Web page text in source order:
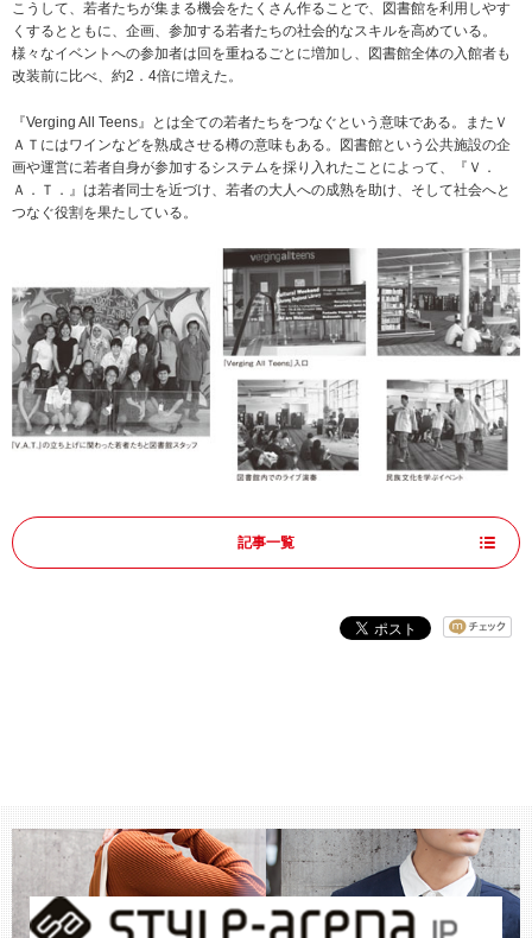
こうして、若者たちが集まる機会をたくさん作ることで、図書館を利用しやす
くするとともに、企画、参加する若者たちの社会的なスキルを高めている。
様々なイベントへの参加者は回を重ねるごとに増加し、図書館全体の入館者も
改装前に比べ、約2．4倍に増えた。
『Verging All Teens』とは全ての若者たちをつなぐという意味である。またＶ
ＡＴにはワインなどを熟成させる樽の意味もある。図書館という公共施設の企
画や運営に若者自身が参加するシステムを採り入れたことによって、『Ｖ．
Ａ．Ｔ．』は若者同士を近づけ、若者の大人への成熟を助け、そして社会へと
つなぐ役割を果たしている。
記事一覧